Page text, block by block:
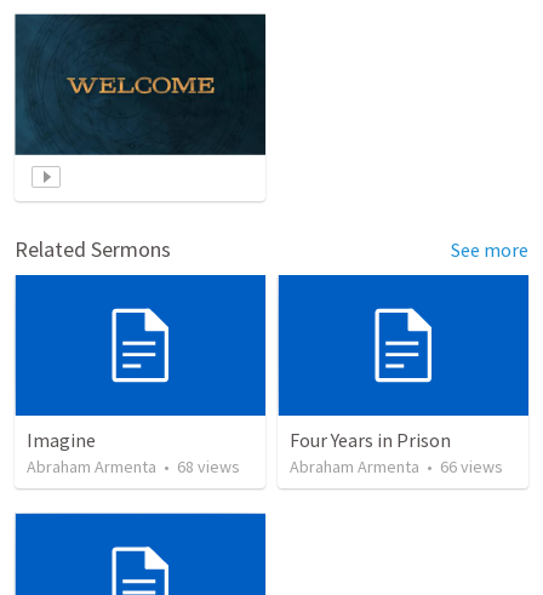
Related Sermons See more
Imagine
Abraham Armenta • 68 views
Four Years in Prison
Abraham Armenta • 66views